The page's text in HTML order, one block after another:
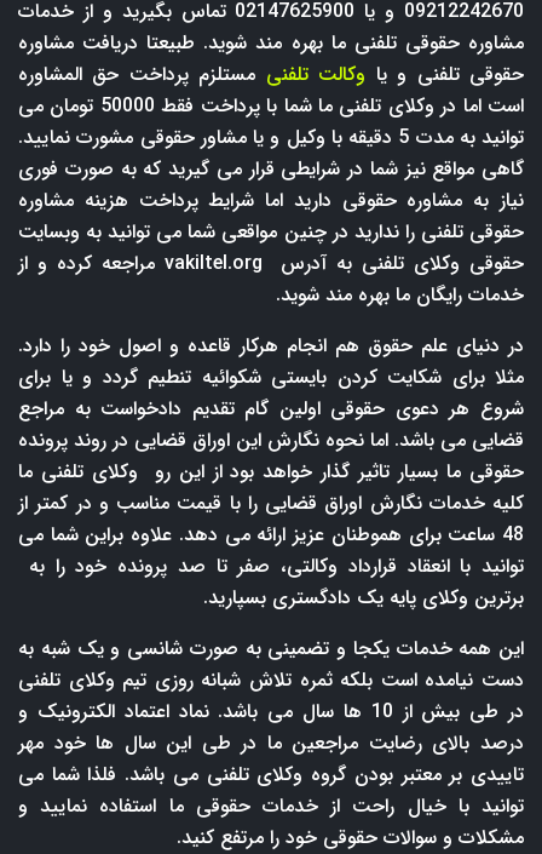
09212242670 و یا 02147625900 تماس بگیرید و از خدمات
مشاوره حقوقی تلفنی ما بهره مند شوید. طبیعتا دریافت مشاوره
حقوقی تلفنی و یا وکالت تلفنی مستلزم پرداخت حق المشاوره
است اما در وکلای تلفنی ما شما با پرداخت فقط 50000 تومان می
توانید به مدت 5 دقیقه با وکیل و یا مشاور حقوقی مشورت نمایید.
گاهی مواقع نیز شما در شرایطی قرار می گیرید که به صورت فوری
نیاز به مشاوره حقوقی دارید اما شرایط پرداخت هزینه مشاوره
حقوقی تلفنی را ندارید در چنین مواقعی شما می توانید به وبسایت
حقوقی وکلای تلفنی به آدرس
vakiltel.org مراجعه کرده و از
خدمات رایگان ما بهره مند شوید.
در دنیای علم حقوق هم انجام هرکار قاعده و اصول خود را دارد.
مثلا برای شکایت کردن بایستی شکوائیه تنطیم گردد و یا برای
شروع هر دعوی حقوقی اولین گام تقدیم دادخواست به مراجع
قضایی می باشد. اما نحوه نگارش این اوراق قضایی در روند پرونده
حقوقی ما بسیار تاثیر گذار خواهد بود از این رو وکلای تلفنی ما
کلیه خدمات نگارش اوراق قضایی را با قیمت مناسب و در کمتر از
48 ساعت برای هموطنان عزیز ارائه می دهد. علاوه براین شما می
توانید با انعقاد قرارداد وکالتی، صفر تا صد پرونده خود را به
برترین وکلای پایه یک دادگستری بسپارید.
این همه خدمات یکجا و تضمینی به صورت شانسی و یک شبه به
دست نیامده است بلکه ثمره تلاش شبانه روزی تیم وکلای تلفنی
در طی بیش از 10 ها سال می باشد. نماد اعتماد الکترونیک و
درصد بالای رضایت مراجعین ما در طی این سال ها خود مهر
تاییدی بر معتبر بودن گروه وکلای تلفنی می باشد. فلذا شما می
توانید با خیال راحت از خدمات حقوقی ما استفاده نمایید و
مشکلات و سوالات حقوقی خود را مرتفع کنید.